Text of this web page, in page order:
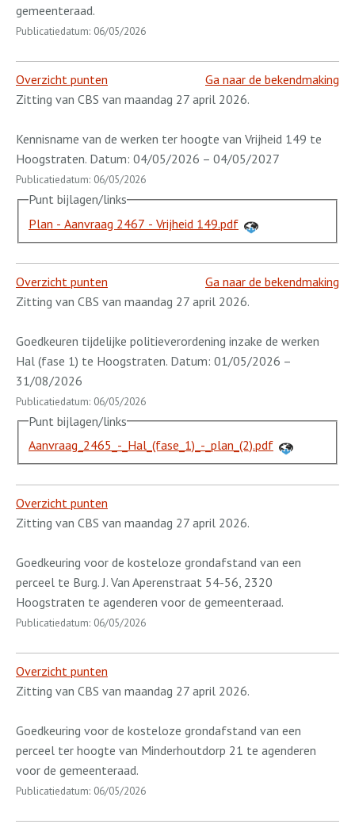
gemeenteraad.
Publicatiedatum: 06/05/2026
Overzicht punten
Ga naar de bekendmaking
Zitting van CBS van maandag 27 april 2026.
Kennisname van de werken ter hoogte van Vrijheid 149 te
Hoogstraten. Datum: 04/05/2026 – 04/05/2027
Publicatiedatum: 06/05/2026
Punt bijlagen/links
Plan - Aanvraag 2467 - Vrijheid 149.pdf
Overzicht punten
Ga naar de bekendmaking
Zitting van CBS van maandag 27 april 2026.
Goedkeuren tijdelijke politieverordening inzake de werken
Hal (fase 1) te Hoogstraten. Datum: 01/05/2026 –
31/08/2026
Publicatiedatum: 06/05/2026
Punt bijlagen/links
Aanvraag_2465_-_Hal_(fase_1)_-_plan_(2).pdf
Overzicht punten
Zitting van CBS van maandag 27 april 2026.
Goedkeuring voor de kosteloze grondafstand van een
perceel te Burg. J. Van Aperenstraat 54-56, 2320
Hoogstraten te agenderen voor de gemeenteraad.
Publicatiedatum: 06/05/2026
Overzicht punten
Zitting van CBS van maandag 27 april 2026.
Goedkeuring voor de kosteloze grondafstand van een
perceel ter hoogte van Minderhoutdorp 21 te agenderen
voor de gemeenteraad.
Publicatiedatum: 06/05/2026